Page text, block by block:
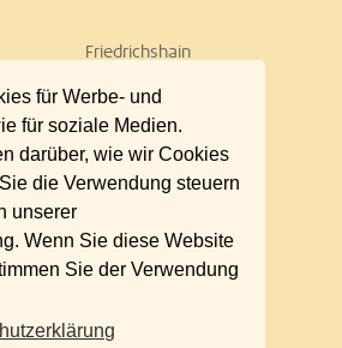
für Werbe- und
für soziale Medien.
darüber, wie wir Cookies
die Verwendung steuern
unserer
Wenn Sie diese Website
Sie der Verwendung
Friedrichshain
Marzahn
Neukölln
Schöneberg
Steglitz
Umland Ost